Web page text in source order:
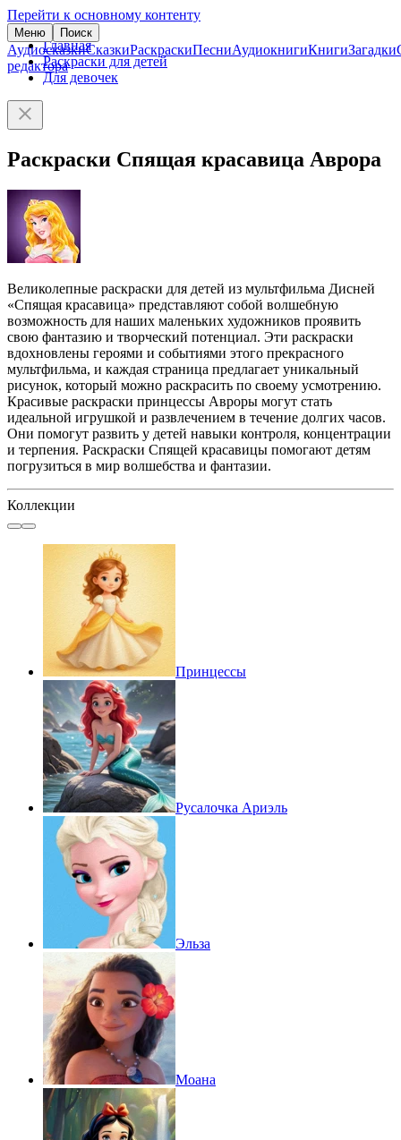
Перейти к основному контенту
Меню Поиск
АудиосказкиСказкиРаскраскиПесниАудиокнигиКнигиЗагадки
редактора
Главная
Раскраски для детей
Для девочек
Раскраски Спящая красавица Аврора
Великолепные раскраски для детей из мультфильма Дисней
«Спящая красавица» представляют собой волшебную
возможность для наших маленьких художников проявить
свою фантазию и творческий потенциал. Эти раскраски
вдохновлены героями и событиями этого прекрасного
мультфильма, и каждая страница предлагает уникальный
рисунок, который можно раскрасить по своему усмотрению.
Красивые раскраски принцессы Авроры могут стать
идеальной игрушкой и развлечением в течение долгих часов.
Они помогут развить у детей навыки контроля, концентрации
и терпения. Раскраски Спящей красавицы помогают детям
погрузиться в мир волшебства и фантазии.
Коллекции
Принцессы
Русалочка Ариэль
Эльза
Моана